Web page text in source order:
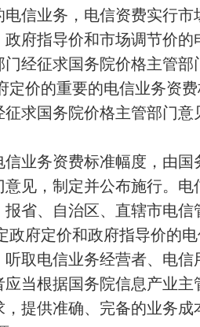
信业务，电信资费实行市
指导价和市场调节价的
经征求国务院价格主管
价的重要的电信业务资费
求国务院价格主管部门
务资费标准幅度，由国
意见，制定并公布施行。
报省、自治区、直辖市电信
府定价和政府指导价的电
取电信业务经营者、电
根据国务院信息产业主
提供准确、完备的业务